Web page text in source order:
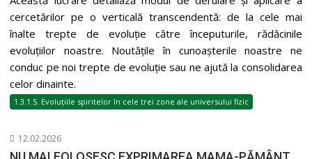
cercetărilor pe o verticală transcendentă: de la cele mai
înalte trepte de evoluție către începuturile, rădăcinile
evoluțiilor noastre. Noutățile în cunoașterile noastre ne
conduc pe noi trepte de evoluție sau ne ajută la consolidarea
celor dinainte.
1.3.1.5. Evoluțiile spiritelor în cele trei zone ale universului fizic
12.02.2026